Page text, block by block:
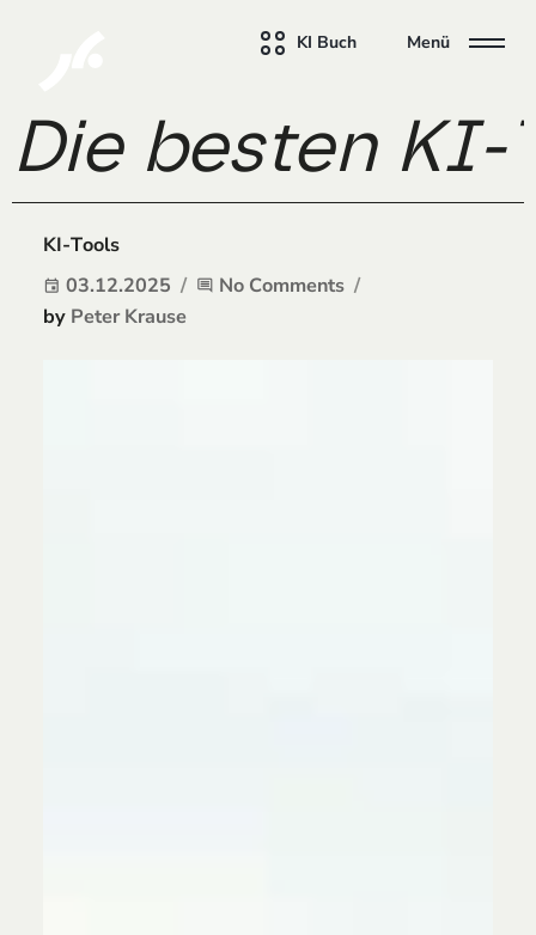
KI Buch Menü
Die besten KI-
KI-Tools
event 03.12.2025 comment No Comments
by Peter Krause